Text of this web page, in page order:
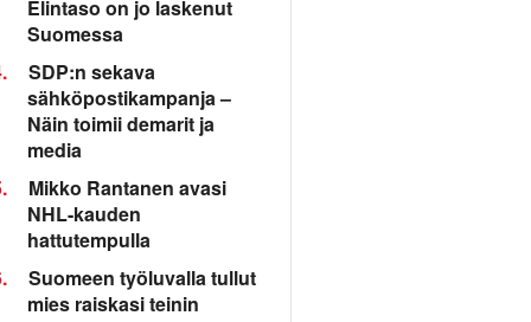
Elintaso on jo laskenut
Suomessa
SDP:n sekava
sähköpostikampanja –
Näin toimii demarit ja
media
Mikko Rantanen avasi
NHL-kauden
hattutempulla
Suomeen työluvalla tullut
mies raiskasi teinin